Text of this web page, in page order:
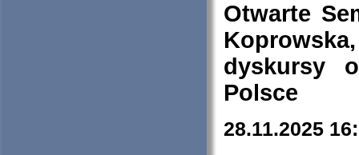
Otwarte
dyskursy
Polsce
28.11.2025